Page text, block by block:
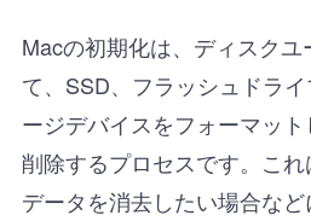
Macの初期化は、ディスク
て、SSD、フラッシュドラ
ージデバイスをフォーマッ
削除するプロセスです。こ
データを消去したい場合な